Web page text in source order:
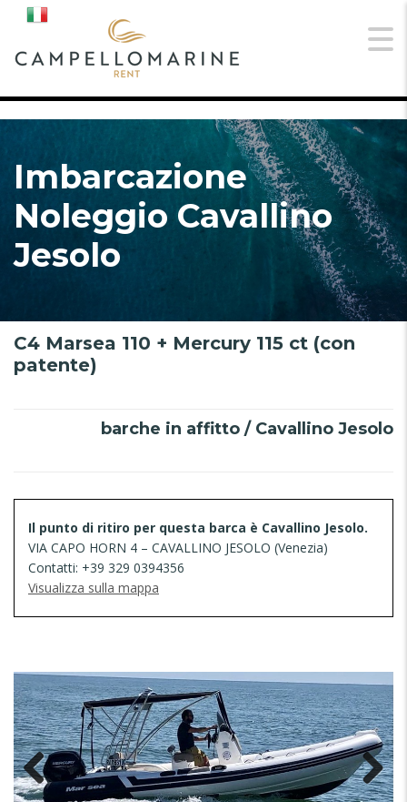
Imbarcazione
Noleggio Cavallino
Jesolo
C4 Marsea 110 + Mercury 115 ct (con
patente)
barche in affitto / Cavallino Jesolo
Il punto di ritiro per questa barca è Cavallino Jesolo.
VIA CAPO HORN 4 – CAVALLINO JESOLO (Venezia)
Contatti: +39 329 0394356
Visualizza sulla mappa